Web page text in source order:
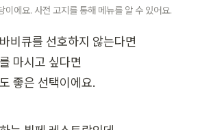
이에요. 사전 고지를 통해 메뉴를 알 수 있어요.
비큐를 선호하지 않는다면
마시고 싶다면
좋은 선택이에요.